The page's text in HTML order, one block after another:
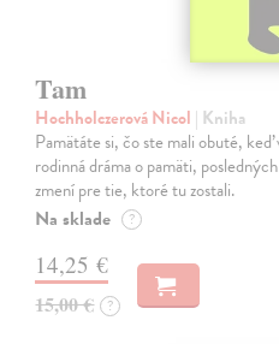
Tam
Hochholczerová Nicol | Kniha
Pamätáte si, čo ste mali obuté,
rodinná dráma o pamäti,
zmení pre tie, ktoré tu zostali.
Na sklade ?
14,25 €
15,00 € ?